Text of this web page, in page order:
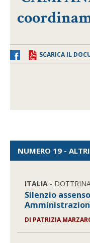
SCARICA IL
NUMERO 19 -
ITALIA -
Silenzio
DI PATRIZIA